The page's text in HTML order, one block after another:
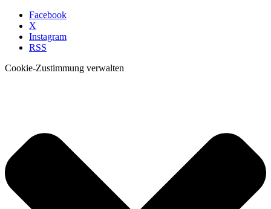
Facebook
X
Instagram
RSS
Cookie-Zustimmung verwalten